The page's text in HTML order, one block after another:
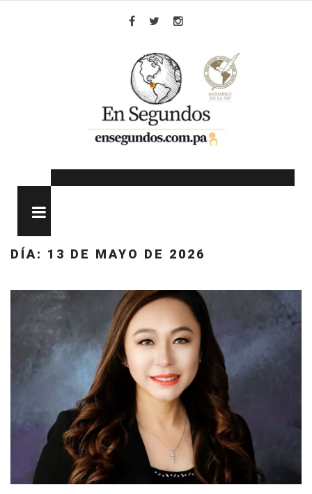
DÍA: 13 DE MAYO DE 2026